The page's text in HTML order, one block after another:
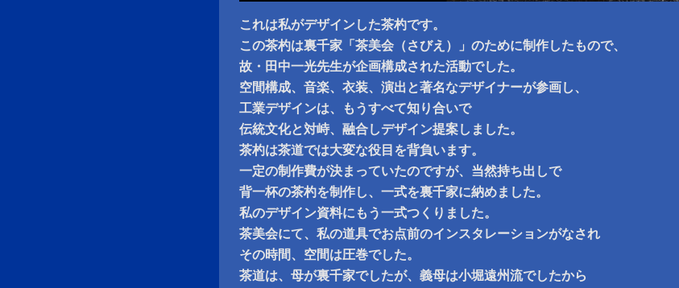
これは私がデザインした茶杓です。
この茶杓は裏千家「茶美会（さびえ）」のために制作したもので、
故・田中一光先生が企画構成された活動でした。
空間構成、音楽、衣装、演出と著名なデザイナーが参画し、
工業デザインは、もうすべて知り合いで
伝統文化と対峙、融合しデザイン提案しました。
茶杓は茶道では大変な役目を背負います。
一定の制作費が決まっていたのですが、当然持ち出しで
背一杯の茶杓を制作し、一式を裏千家に納めました。
私のデザイン資料にもう一式つくりました。
茶美会にて、私の道具でお点前のインスタレーションがなされ
その時間、空間は圧巻でした。
茶道は、母が裏千家でしたが、義母は小堀遠州流でしたから